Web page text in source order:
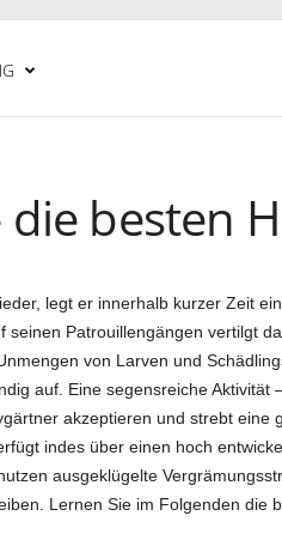
besten
legt er innerhalb kurzer Zeit
Patrouillengängen vertilgt
von Larven und
auf. Eine segensreiche Aktivität
akzeptieren und strebt eine
indes über einen hoch
ausgeklügelte
Lernen Sie im Folgenden die